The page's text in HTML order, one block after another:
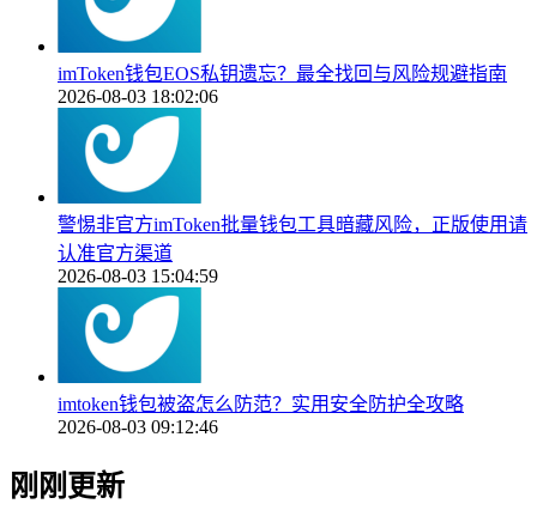
imToken钱包EOS私钥遗忘？最全找回与风险规避指南
2026-08-03 18:02:06
警惕非官方imToken批量钱包工具暗藏风险，正版使用请
认准官方渠道
2026-08-03 15:04:59
imtoken钱包被盗怎么防范？实用安全防护全攻略
2026-08-03 09:12:46
刚刚更新